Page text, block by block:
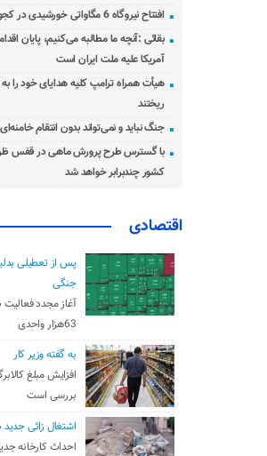
افتتاح نیروگاه 6 مگاواتی خورشیدی در کجور مازندران
بقائی :آنچه ما مطالبه می‌کنیم، پایان
آمریکا علیه ملت ایران است
هیأت همراه ترامپ کلیه هدایای خود را
ریختند
جنگ نباید و نمی‌تواند بدون انتقام
با گسترس طرح پرورش ماهی در قفس
کشور چندبرابر خواهد شد
اقتصادی
پس از تعطیلی
جنگی
آغاز مجدد
63هزار واحدی
به گفته وزیر کار
افزایش مبلغ
بررسی است
اشتغال زائی جدید
احداث کارخانه